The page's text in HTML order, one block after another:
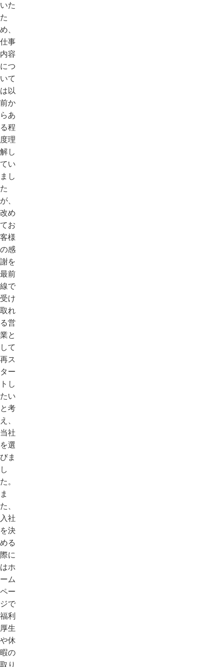
いた
た
め、
仕事
内容
につ
いて
は以
前か
らあ
る程
度理
解し
てい
まし
た
が、
改め
てお
客様
の感
謝を
最前
線で
受け
取れ
る営
業と
して
再ス
ター
トし
たい
と考
え、
当社
を選
びま
し
た。
ま
た、
入社
を決
める
際に
はホ
ーム
ペー
ジで
福利
厚生
や休
暇の
取り